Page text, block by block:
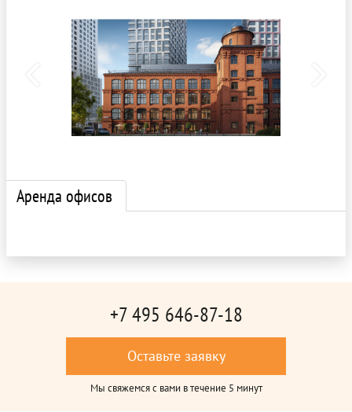
Аренда офисов
+7 495 646-87-18
Оставьте заявку
Мы свяжемся с вами в течение 5 минут